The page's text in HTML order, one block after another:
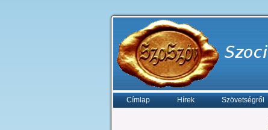
Címlap Hírek Szövetségről